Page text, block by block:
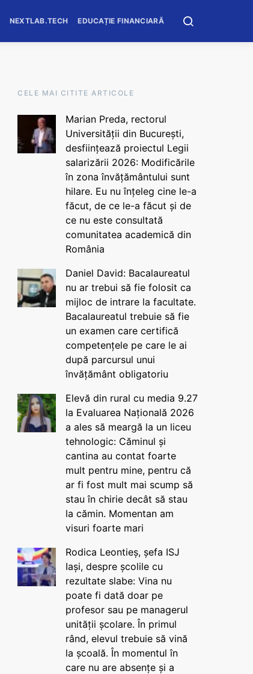
NEXTLAB.TECH EDUCAȚIE FINANCIARĂ
CELE MAI CITITE ARTICOLE
Marian Preda, rectorul
Universității din București,
desființează proiectul Legii
salarizării 2026: Modificările
în zona învățământului sunt
hilare. Eu nu înțeleg cine le-a
făcut, de ce le-a făcut și de
ce nu este consultată
comunitatea academică din
România
Daniel David: Bacalaureatul
nu ar trebui să fie folosit ca
mijloc de intrare la facultate.
Bacalaureatul trebuie să fie
un examen care certifică
competențele pe care le ai
după parcursul unui
învățământ obligatoriu
Elevă din rural cu media 9.27
la Evaluarea Națională 2026
a ales să meargă la un liceu
tehnologic: Căminul și
cantina au contat foarte
mult pentru mine, pentru că
ar fi fost mult mai scump să
stau în chirie decât să stau
la cămin. Momentan am
visuri foarte mari
Rodica Leontieș, șefa ISJ
Iași, despre școlile cu
rezultate slabe: Vina nu
poate fi dată doar pe
profesor sau pe managerul
unității școlare. În primul
rând, elevul trebuie să vină
la școală. În momentul în
care nu are absențe și a